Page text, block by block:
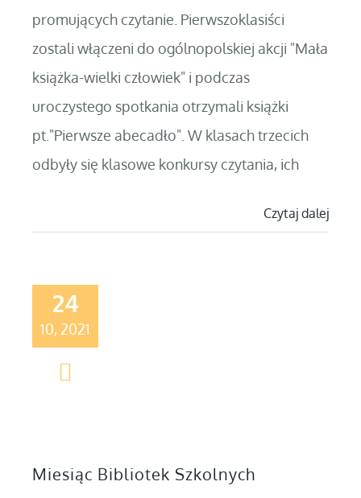
promujących czytanie. Pierwszoklasiści
zostali włączeni do ogólnopolskiej akcji "Mała
książka-wielki człowiek" i podczas
uroczystego spotkania otrzymali książki
pt."Pierwsze abecadło". W klasach trzecich
odbyły się klasowe konkursy czytania, ich
Czytaj dalej
24
10, 2021
Miesiąc Bibliotek Szkolnych